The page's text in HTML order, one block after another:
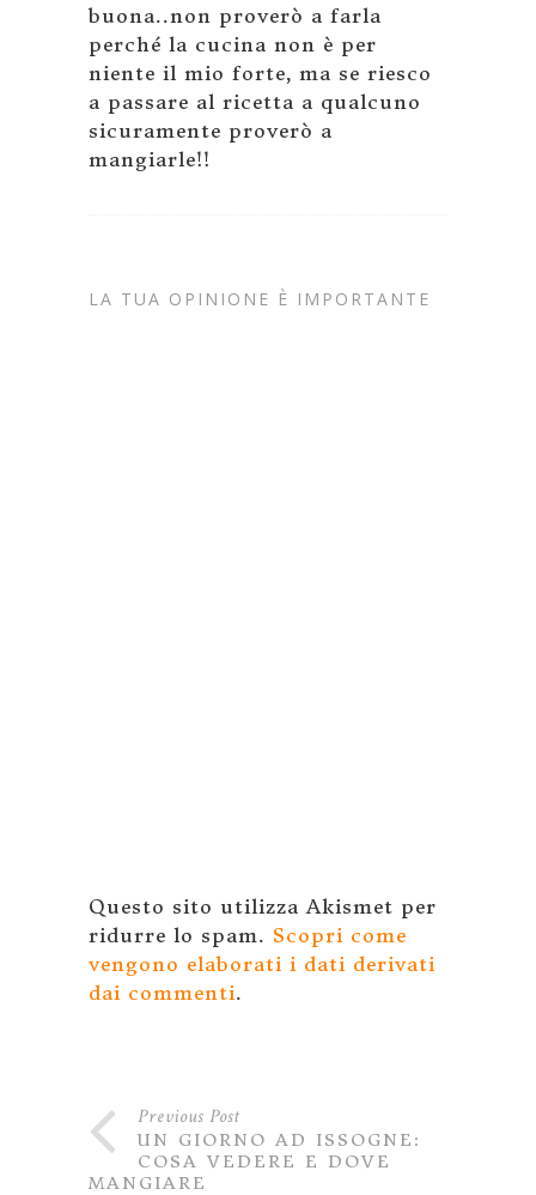
buona..non proverò a farla
perché la cucina non è per
niente il mio forte, ma se riesco
a passare al ricetta a qualcuno
sicuramente proverò a
mangiarle!!
LA TUA OPINIONE È IMPORTANTE
Questo sito utilizza Akismet per
ridurre lo spam. Scopri come
vengono elaborati i dati derivati
dai commenti.
Previous Post
UN GIORNO AD ISSOGNE:
COSA VEDERE E DOVE
MANGIARE